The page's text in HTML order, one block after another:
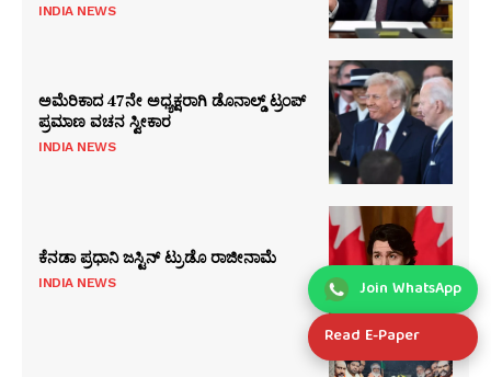
INDIA NEWS
ಅಮೆರಿಕಾದ 47ನೇ ಅಧ್ಯಕ್ಷರಾಗಿ ಡೊನಾಲ್ಡ್ ಟ್ರಂಪ್
ಪ್ರಮಾಣ ವಚನ ಸ್ವೀಕಾರ
INDIA NEWS
ಕೆನಡಾ ಪ್ರಧಾನಿ ಜಸ್ಟಿನ್ ಟ್ರುಡೊ ರಾಜೀನಾಮೆ
INDIA NEWS
Join WhatsApp
Read E-Paper